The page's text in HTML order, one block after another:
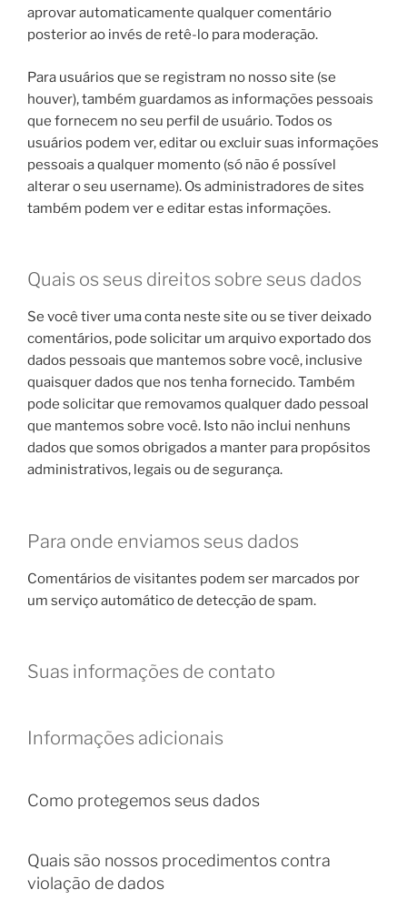
aprovar automaticamente qualquer comentário
posterior ao invés de retê-lo para moderação.
Para usuários que se registram no nosso site (se
houver), também guardamos as informações pessoais
que fornecem no seu perfil de usuário. Todos os
usuários podem ver, editar ou excluir suas informações
pessoais a qualquer momento (só não é possível
alterar o seu username). Os administradores de sites
também podem ver e editar estas informações.
Quais os seus direitos sobre seus dados
Se você tiver uma conta neste site ou se tiver deixado
comentários, pode solicitar um arquivo exportado dos
dados pessoais que mantemos sobre você, inclusive
quaisquer dados que nos tenha fornecido. Também
pode solicitar que removamos qualquer dado pessoal
que mantemos sobre você. Isto não inclui nenhuns
dados que somos obrigados a manter para propósitos
administrativos, legais ou de segurança.
Para onde enviamos seus dados
Comentários de visitantes podem ser marcados por
um serviço automático de detecção de spam.
Suas informações de contato
Informações adicionais
Como protegemos seus dados
Quais são nossos procedimentos contra
violação de dados